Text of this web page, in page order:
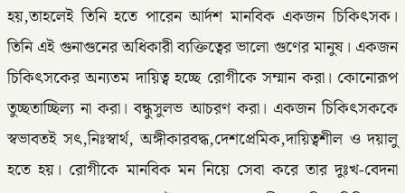
হয়,তাহলেই তিনি হতে পারেন আর্দশ মানবিক একজন চিকিৎসক।
তিনি এই গুনাগুনের অধিকারী ব্যক্তিত্বের ভালো গুণের মানুষ। একজন
চিকিৎসকের অন্যতম দায়িত্ব হচ্ছে রোগীকে সম্মান করা। কোনোরূপ
তুচ্ছতাচ্ছিল্য না করা। বন্ধুসুলভ আচরণ করা। একজন চিকিৎসককে
স্বভাবতই সৎ,নিঃস্বার্থ, অঙ্গীকারবদ্ধ,দেশপ্রেমিক,দায়িত্বশীল ও দয়ালু
হতে হয়। রোগীকে মানবিক মন নিয়ে সেবা করে তার দুঃখ-বেদনা